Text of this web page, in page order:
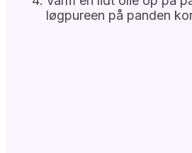
løgpureen på panden